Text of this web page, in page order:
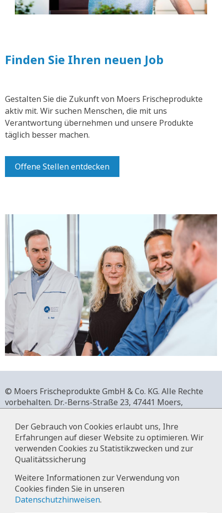
Finden Sie Ihren neuen Job
Gestalten Sie die Zukunft von Moers Frischeprodukte
aktiv mit. Wir suchen Menschen, die mit uns
Verantwortung übernehmen und unsere Produkte
täglich besser machen.
Offene Stellen entdecken
© Moers Frischeprodukte GmbH & Co. KG. Alle Rechte
vorbehalten. Dr.-Berns-Straße 23, 47441 Moers,
+49 2841 911-0,www.moers-frischeprodukte.de
Impressum
Datenschutz
Der Gebrauch von Cookies erlaubt uns, Ihre
Erfahrungen auf dieser Website zu optimieren. Wir
verwenden Cookies zu Statistikzwecken und zur
Qualitätssicherung
Weitere Informationen zur Verwendung von
Cookies finden Sie in unseren
Datenschutzhinweisen.